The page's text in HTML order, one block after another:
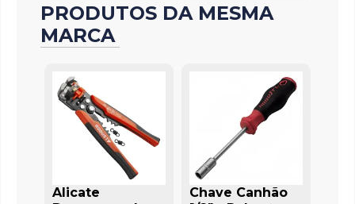
PRODUTOS DA MESMA
MARCA
Alicate
Chave Canhão